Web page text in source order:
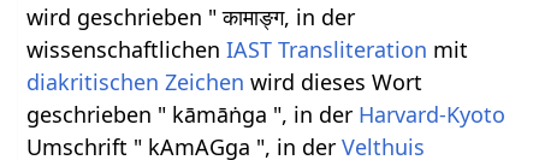
wird geschrieben " कामाङ्ग, in der
wissenschaftlichenIAST Transliteration mit
diakritischen Zeichen wird dieses Wort
geschrieben " kāmāṅga ", in der Harvard-Kyoto
Umschrift " kAmAGga ", in derVelthuis